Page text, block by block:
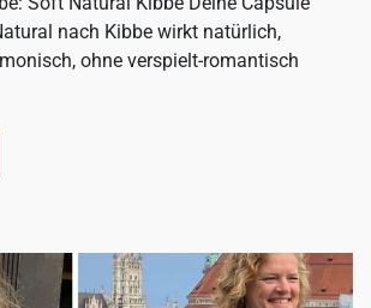
nach Kibbe wirkt natürlich,
ohne verspielt-romantisch